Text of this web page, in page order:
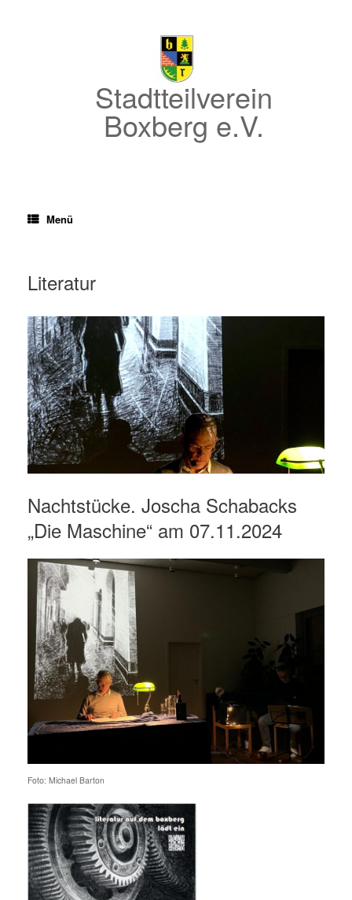
Stadtteilverein
Boxberg e.V.
Menü
Literatur
Nachtstücke. Joscha Schabacks
„Die Maschine“ am 07.11.2024
Foto: Michael Barton